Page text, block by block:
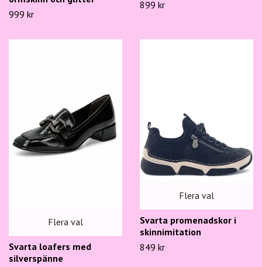
999 kr
899 kr
Flera val
Svarta loafers med
silverspänne
Flera val
Svarta promenadskor i
skinnimitation
849 kr